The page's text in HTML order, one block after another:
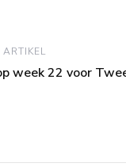
week 22 voor